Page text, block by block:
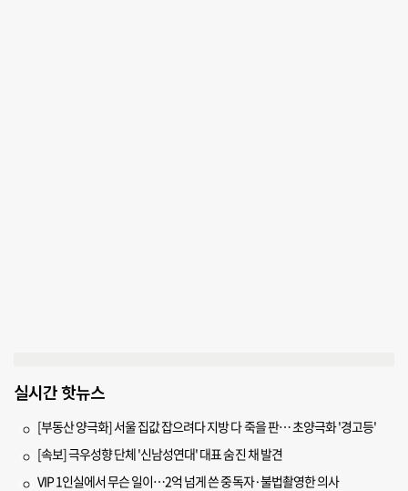
실시간 핫뉴스
[부동산 양극화] 서울 집값 잡으려다 지방 다 죽을 판… 초양극화 '경고등'
[속보] 극우성향 단체 '신남성연대' 대표 숨진 채 발견
VIP 1인실에서 무슨 일이…2억 넘게 쓴 중독자·불법촬영한 의사